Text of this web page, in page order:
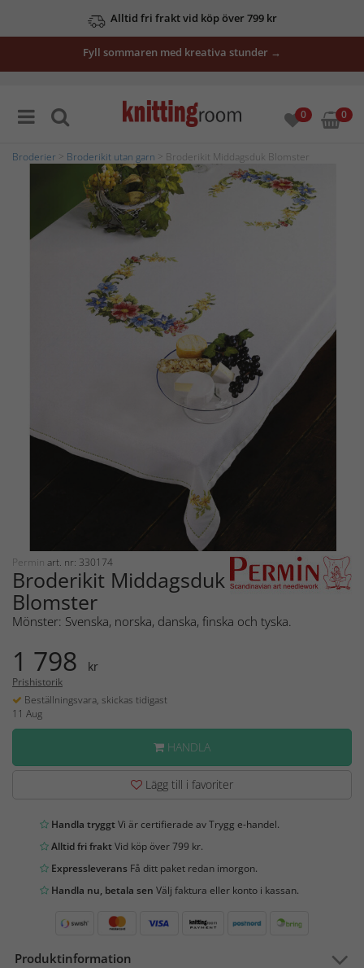
Alltid fri frakt vid köp över 799 kr
Fyll sommaren med kreativa stunder →
0 0
Broderier Broderikit utan garn > Broderikit Middagsduk Blomster
Permin art. nr: 330174
Broderikit Middagsduk
Blomster
Mönster: Svenska, norska, danska, finska och tyska.
1 798 kr
Prishistorik
Beställningsvara, skickas tidigast
11 Aug
HANDLA
Lägg till i favoriter
Handla tryggtVi är certifierade av Trygg e-handel.
Alltid fri fraktVid köp över 799 kr.
Expressleverans Få ditt paket redan imorgon.
Handla nu, betala sen Välj faktura eller konto i kassan.
Produktinformation